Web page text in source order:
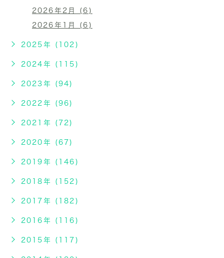
2026年2月 (6)
2026年1月 (6)
2025年 (102)
2024年 (115)
2023年 (94)
2022年 (96)
2021年 (72)
2020年 (67)
2019年 (146)
2018年 (152)
2017年 (182)
2016年 (116)
2015年 (117)